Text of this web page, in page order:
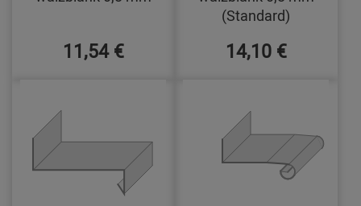
11,54 €
(Standard)
14,10 €